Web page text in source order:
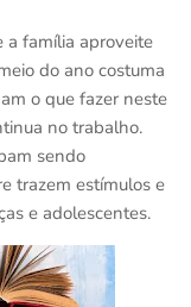
a família aproveite
do ano costuma
o que fazer neste
no trabalho.
sendo
trazem estímulos e
e adolescentes.